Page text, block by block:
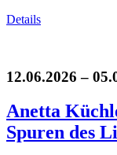
Details
12.06.2026 –
Anetta
Spuren des